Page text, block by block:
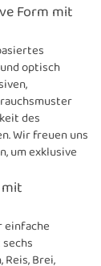
Form mit
optisch
des
Wir freuen uns
um exklusive
einfache
Brei,